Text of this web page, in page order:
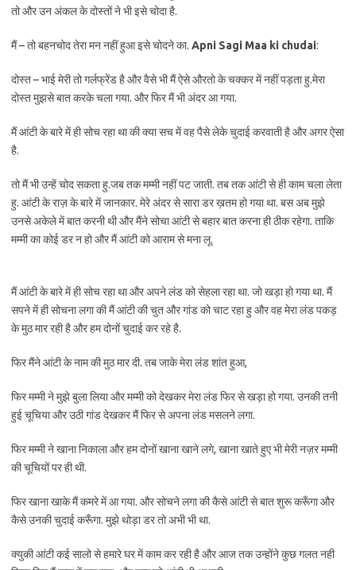
तो और उन अंकल के दोस्तों ने भी इसे चोदा है.
मैं – तो बहनचोद तेरा मन नहीं हुआ इसे चोदने का. Apni Sagi Maa ki chudai:
दोस्त – भाई मेरी तो गर्लफ्रेंड है और वैसे भी मैं ऐसे औरतो के चक्कर में नहीं पड़ता हु.मेरा
दोस्त मुझसे बात करके चला गया. और फिर मैं भी अंदर आ गया.
मैं आंटी के बारे में ही सोच रहा था की क्या सच में वह पैसे लेके चुदाई करवाती है और अगर ऐसा
है.
तो मैं भी उन्हें चोद सकता हु.जब तक मम्मी नहीं पट जाती. तब तक आंटी से ही काम चला लेता
हु. आंटी के राज़ के बारे में जानकार. मेरे अंदर से सारा डर ख़तम हो गया था. बस अब मुझे
उनसे अकेले में बात करनी थी और मैंने सोचा आंटी से बहार बात करना ही ठीक रहेगा. ताकि
मम्मी का कोई डर न हो और मैं आंटी को आराम से मना लू.
मैं आंटी के बारे में ही सोच रहा था और अपने लंड को सेहला रहा था. जो खड़ा हो गया था. मैं
सपने में ही सोचना लगा की मैं आंटी की चुत और गांड को चाट रहा हु और वह मेरा लंड पकड़
के मुठ मार रही है और हम दोनों चुदाई कर रहे है.
फिर मैंने आंटी के नाम की मुठ मार दी. तब जाके मेरा लंड शांत हुआ,
फिर मम्मी ने मुझे बुला लिया और मम्मी को देखकर मेरा लंड फिर से खड़ा हो गया. उनकी तनी
हुई चूचिया और उठी गांड देखकर मैं फिर से अपना लंड मसलने लगा.
फिर मम्मी ने खाना निकाला और हम दोनों खाना खाने लगे, खाना खाते हुए भी मेरी नज़र मम्मी
की चूचियों पर ही थी.
फिर खाना खाके मैं कमरे में आ गया. और सोचने लगा की कैसे आंटी से बात शुरू करूँगा और
कैसे उनकी चुदाई करूँगा. मुझे थोड़ा डर तो अभी भी था.
क्युकी आंटी कई सालो से हमारे घर में काम कर रही है और आज तक उन्होंने कुछ गलत नही